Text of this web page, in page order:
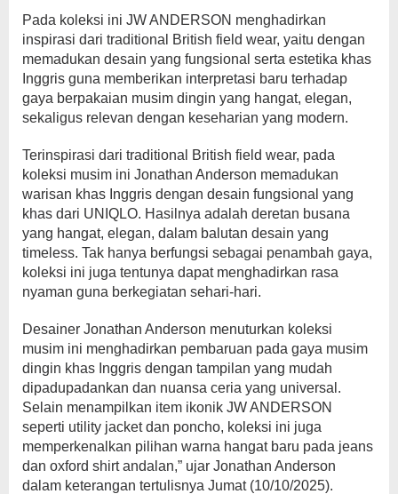
Pada koleksi ini JW ANDERSON menghadirkan
inspirasi dari traditional British field wear, yaitu dengan
memadukan desain yang fungsional serta estetika khas
Inggris guna memberikan interpretasi baru terhadap
gaya berpakaian musim dingin yang hangat, elegan,
sekaligus relevan dengan keseharian yang modern.
Terinspirasi dari traditional British field wear, pada
koleksi musim ini Jonathan Anderson memadukan
warisan khas Inggris dengan desain fungsional yang
khas dari UNIQLO. Hasilnya adalah deretan busana
yang hangat, elegan, dalam balutan desain yang
timeless. Tak hanya berfungsi sebagai penambah gaya,
koleksi ini juga tentunya dapat menghadirkan rasa
nyaman guna berkegiatan sehari-hari.
Desainer Jonathan Anderson menuturkan koleksi
musim ini menghadirkan pembaruan pada gaya musim
dingin khas Inggris dengan tampilan yang mudah
dipadupadankan dan nuansa ceria yang universal.
Selain menampilkan item ikonik JW ANDERSON
seperti utility jacket dan poncho, koleksi ini juga
memperkenalkan pilihan warna hangat baru pada jeans
dan oxford shirt andalan,” ujar Jonathan Anderson
dalam keterangan tertulisnya Jumat (10/10/2025).